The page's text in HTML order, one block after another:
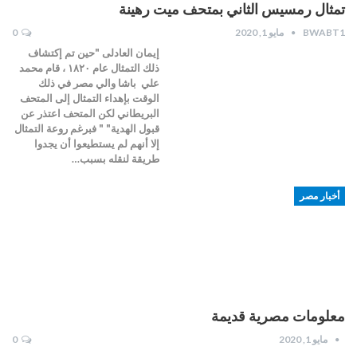
تمثال رمسيس الثاني بمتحف ميت رهينة
BWABT1 مايو 1, 2020 0
إيمان العادلى "حين تم إكتشاف
ذلك التمثال عام ١٨٢٠ ، قام محمد
علي باشا والي مصر في ذلك
الوقت بإهداء التمثال إلى المتحف
البريطاني لكن المتحف اعتذر عن
قبول الهدية" " فبرغم روعة التمثال
إلا أنهم لم يستطيعوا أن يجدوا
طريقة لنقله بسبب…
أخبار مصر
معلومات مصرية قديمة
مايو 1, 2020 0